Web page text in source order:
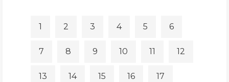
1 2 3 4 5 6
7 8 9 10 11 12
13 14 15 16 17